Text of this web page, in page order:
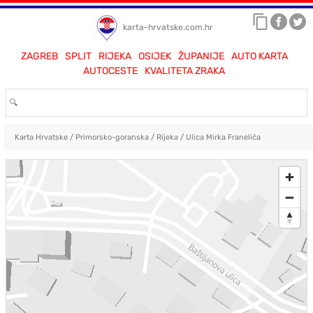
karta-hrvatske.com.hr
ZAGREB SPLIT RIJEKA OSIJEK ŽUPANIJE
AUTO KARTA
AUTOCESTE
KVALITETA ZRAKA
Karta Hrvatske/ Primorsko-goranska/ Rijeka/ Ulica Mirka Franelića